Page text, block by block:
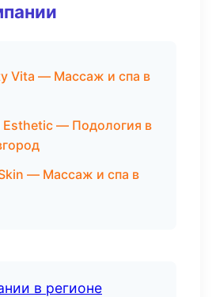
Vita — Массаж и спа в
Esthetic — Подология в
— Массаж и спа в
в регионе